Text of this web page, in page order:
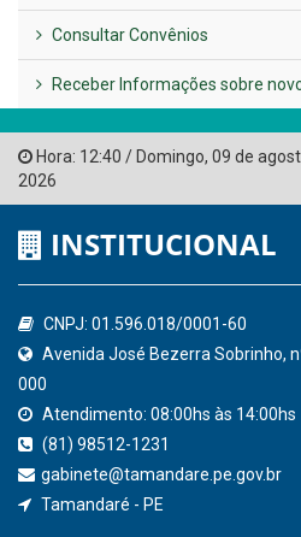
AMUPE
Governo de Pernambuco
Tribunal de Contas do Estado
Ministério Público do Estado de
Controladoria-Geral da União
Confederação Nacional de
QEdu
Consultar Convênios
Receber Informações sobre